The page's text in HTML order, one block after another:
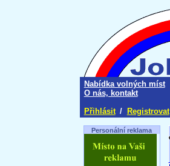
Nabídka volných míst
O nás, kontakt
Přihlásit / Registrovat
Personální reklama